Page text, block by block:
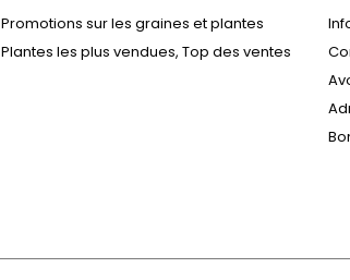
GRAINES DE DATURA METEL POURPRE (10 SEMENCES)
Promotions sur les graines et plantes
Plantes les plus vendues, Top des ventes